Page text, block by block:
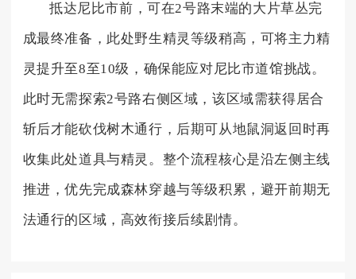
抵达尼比市前，可在2号路末端的大片草丛完
成最终准备，此处野生精灵等级稍高，可将主力精
灵提升至8至10级，确保能应对尼比市道馆挑战。
此时无需探索2号路右侧区域，该区域需获得居合
斩后才能砍伐树木通行，后期可从地鼠洞返回时再
收集此处道具与精灵。整个流程核心是沿左侧主线
推进，优先完成森林穿越与等级积累，避开前期无
法通行的区域，高效衔接后续剧情。